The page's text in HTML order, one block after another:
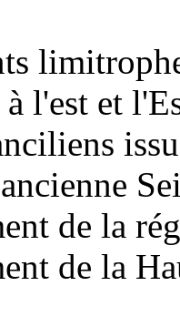
l'est et
de la
de la